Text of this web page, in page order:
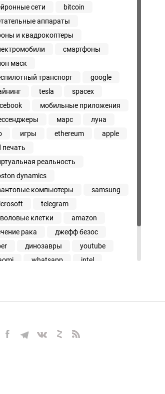
сети
bitcoin
аппараты
и квадрокоптеры
смартфоны
маск
транспорт
google
tesla
spacex
мобильные приложения
марс
луна
игры ethereum
apple
печать
реальность
dynamics
компьютеры
samsung
telegram
клетки
amazon
рака
джефф безос
динозавры
youtube
whatsapp
intel